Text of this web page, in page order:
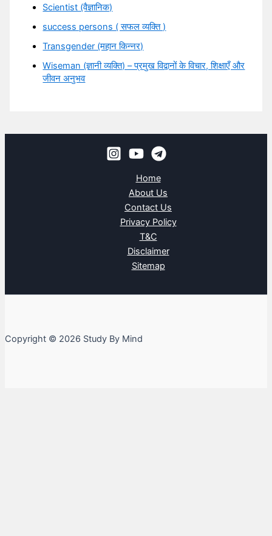
Scientist (वैज्ञानिक)
success persons ( सफल व्यक्ति )
Transgender (महान किन्नर)
Wiseman (ज्ञानी व्यक्ति) – प्रमुख विद्वानों के विचार, शिक्षाएँ और
जीवन अनुभव
Home
About Us
Contact Us
Privacy Policy
T&C
Disclaimer
Sitemap
Copyright © 2026 Study By Mind